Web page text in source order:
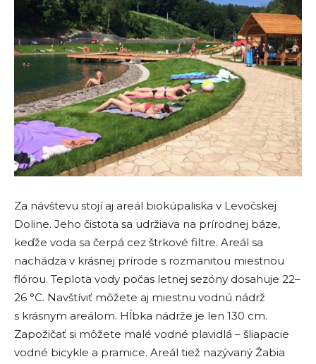
Za návštevu stojí aj areál biokúpaliska v Levočskej
Doline. Jeho čistota sa udržiava na prírodnej báze,
keďže voda sa čerpá cez štrkové filtre. Areál sa
nachádza v krásnej prírode s rozmanitou miestnou
flórou. Teplota vody počas letnej sezóny dosahuje 22–
26 °C. Navštíviť môžete aj miestnu vodnú nádrž
s krásnym areálom. Hĺbka nádrže je len 130 cm.
Zapožičať si môžete malé vodné plavidlá – šliapacie
vodné bicykle a pramice. Areál tiež nazývaný Žabia